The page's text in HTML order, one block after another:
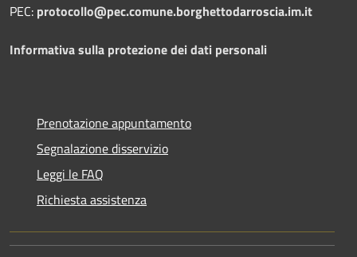
PEC: protocollo@pec.comune.borghettodarroscia.im.it
Informativa sulla protezione dei dati personali
Prenotazione appuntamento
Segnalazione disservizio
Leggi le FAQ
Richiesta assistenza